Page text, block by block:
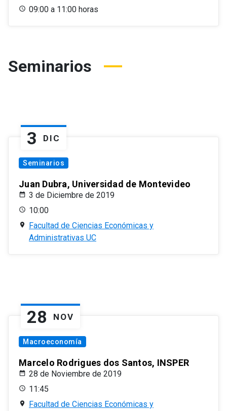
09:00 a 11:00 horas
Seminarios
3 DIC
Seminarios
Juan Dubra, Universidad de Montevideo
3 de Diciembre de 2019
10:00
Facultad de Ciencias Económicas y
Administrativas UC
28 NOV
Macroeconomía
Marcelo Rodrigues dos Santos, INSPER
28 de Noviembre de 2019
11:45
Facultad de Ciencias Económicas y